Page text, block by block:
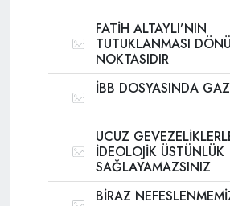
FATİH ALTAYLI’NIN
TUTUKLANMASI
NOKTASIDIR
İBB DOSYASINDA
UCUZ
İDEOLOJİK ÜSTÜNLÜK
SAĞLAYAMAZSINIZ
BİRAZ